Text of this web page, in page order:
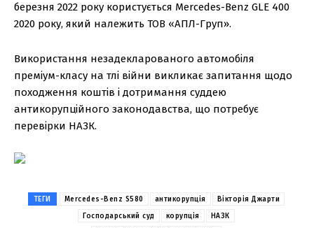
березня 2022 року користується Mercedes-Benz GLE 400
2020 року, який належить ТОВ «АПЛ-Груп».
Використання незадекларованого автомобіля
преміум-класу на тлі війни викликає запитання щодо
походження коштів і дотримання суддею
антикорупційного законодавства, що потребує
перевірки НАЗК.
ТЕГИ Mercedes-Benz S580 антикорупція
Вікторія Джарти
Господарський суд
корупція
НАЗК